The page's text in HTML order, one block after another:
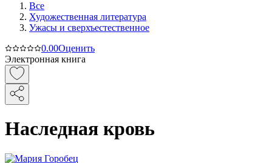
Все
Художественная литература
Ужасы и сверхъестественное
0.00Оценить
Электронная книга
Наследная кровь